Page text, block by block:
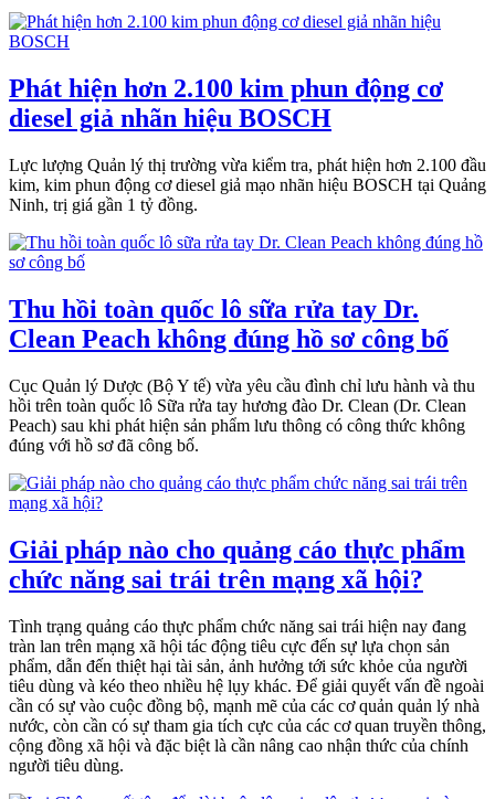
Phát hiện hơn 2.100 kim phun động cơ
diesel giả nhãn hiệu BOSCH
Lực lượng Quản lý thị trường vừa kiểm tra, phát hiện hơn 2.100 đầu
kim, kim phun động cơ diesel giả mạo nhãn hiệu BOSCH tại Quảng
Ninh, trị giá gần 1 tỷ đồng.
Thu hồi toàn quốc lô sữa rửa tay Dr.
Clean Peach không đúng hồ sơ công bố
Cục Quản lý Dược (Bộ Y tế) vừa yêu cầu đình chỉ lưu hành và thu
hồi trên toàn quốc lô Sữa rửa tay hương đào Dr. Clean (Dr. Clean
Peach) sau khi phát hiện sản phẩm lưu thông có công thức không
đúng với hồ sơ đã công bố.
Giải pháp nào cho quảng cáo thực phẩm
chức năng sai trái trên mạng xã hội?
Tình trạng quảng cáo thực phẩm chức năng sai trái hiện nay đang
tràn lan trên mạng xã hội tác động tiêu cực đến sự lựa chọn sản
phẩm, dẫn đến thiệt hại tài sản, ảnh hưởng tới sức khỏe của người
tiêu dùng và kéo theo nhiều hệ lụy khác. Để giải quyết vấn đề ngoài
cần có sự vào cuộc đồng bộ, mạnh mẽ của các cơ quản quản lý nhà
nước, còn cần có sự tham gia tích cực của các cơ quan truyền thông,
cộng đồng xã hội và đặc biệt là cần nâng cao nhận thức của chính
người tiêu dùng.